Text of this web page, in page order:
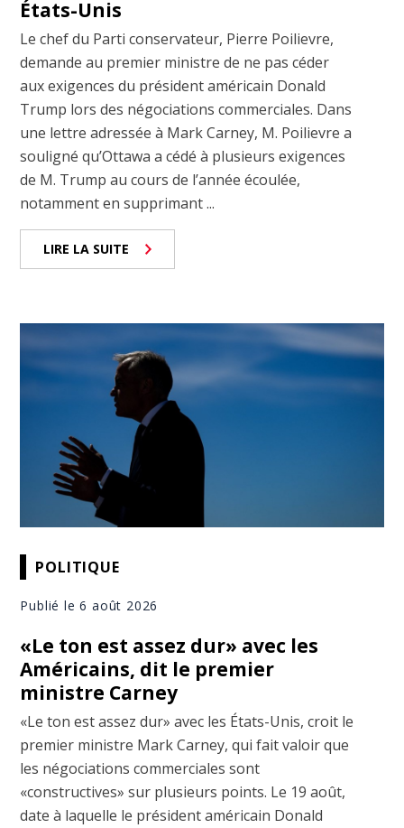
États-Unis
Le chef du Parti conservateur, Pierre Poilievre,
demande au premier ministre de ne pas céder
aux exigences du président américain Donald
Trump lors des négociations commerciales. Dans
une lettre adressée à Mark Carney, M. Poilievre a
souligné qu’Ottawa a cédé à plusieurs exigences
de M. Trump au cours de l’année écoulée,
notamment en supprimant ...
LIRE LA SUITE
POLITIQUE
Publié le 6 août 2026
«Le ton est assez dur» avec les
Américains, dit le premier
ministre Carney
«Le ton est assez dur» avec les États-Unis, croit le
premier ministre Mark Carney, qui fait valoir que
les négociations commerciales sont
«constructives» sur plusieurs points. Le 19 août,
date à laquelle le président américain Donald